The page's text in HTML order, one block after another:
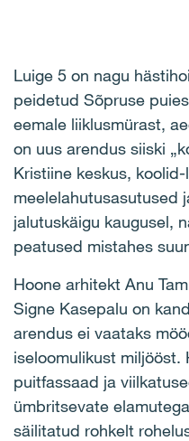
Luige 5 on nagu
peidetud Sõpruse
eemale liiklusmürast,
on uus arendus siiski
Kristiine keskus,
meelelahutusasutused
jalutuskäigu kaugusel,
peatused mistahes
Hoone arhitekt Anu
Signe Kasepalu on
arendus ei vaataks
iseloomulikust miljööst.
puitfassaad ja
ümbritsevate
säilitatud rohkelt